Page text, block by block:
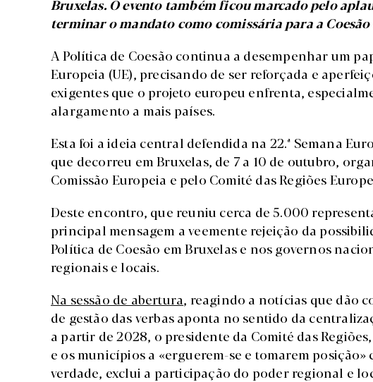
Bruxelas. O evento também ficou marcado pelo
terminar o mandato como comissária para a Coesão
A Política de Coesão continua a desempenhar um
Europeia (UE), precisando de ser reforçada e
exigentes que o projeto europeu enfrenta,
alargamento a mais países.
Esta foi a ideia central defendida na 22.ª Semana
que decorreu em Bruxelas, de 7 a 10 de outubro,
Comissão Europeia e pelo Comité das Regiões
Deste encontro, que reuniu cerca de 5.000
principal mensagem a veemente rejeição da
Política de Coesão em Bruxelas e nos governos
regionais e locais.
Na sessão de abertura, reagindo a notícias que dão
de gestão das verbas aponta no sentido da
a partir de 2028, o presidente da Comité das
e os municípios a «erguerem-se e tomarem
verdade, exclui a participação do poder regional e